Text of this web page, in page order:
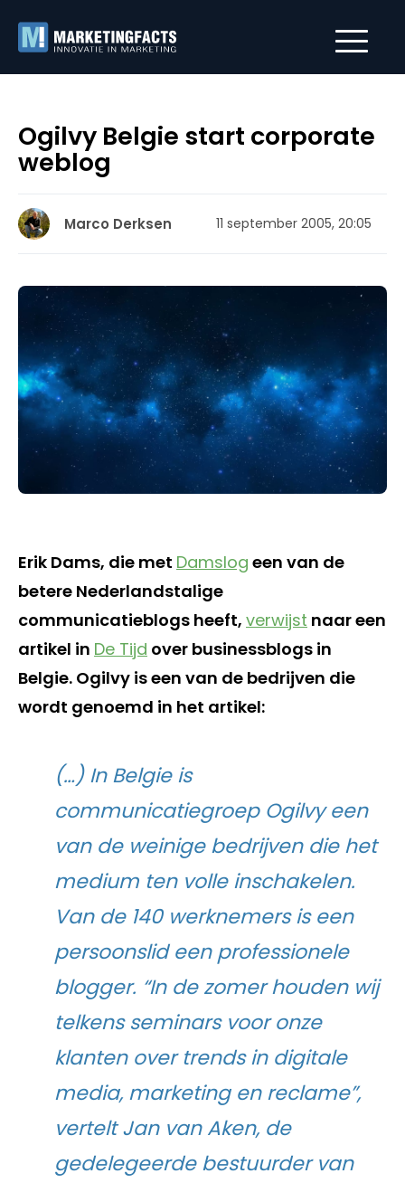
Ogilvy Belgie start corporate
weblog
Marco Derksen 11 september 2005, 20:05
Erik Dams, die met Damslog een van de
betere Nederlandstalige
communicatieblogs heeft, verwijst naar een
artikel in De Tijd over businessblogs in
Belgie. Ogilvy is een van de bedrijven die
wordt genoemd in het artikel:
(…) In Belgie is
communicatiegroep Ogilvy een
van de weinige bedrijven die het
medium ten volle inschakelen.
Van de 140 werknemers is een
persoonslid een professionele
blogger. “In de zomer houden wij
telkens seminars voor onze
klanten over trends in digitale
media, marketing en reclame”,
vertelt Jan van Aken, de
gedelegeerde bestuurder van